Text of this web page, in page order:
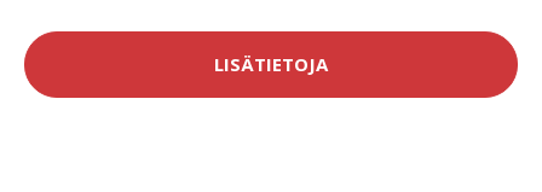
LISÄTIETOJA